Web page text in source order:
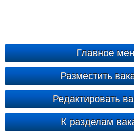
Главное
Разместить
Редактировать
К разделам